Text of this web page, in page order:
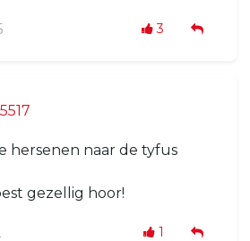
3
hersenen naar de tyfus
gezellig hoor!
1